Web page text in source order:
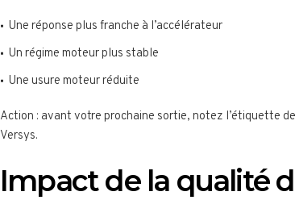
Une réponse plus franche à l’accélérateur
Un régime moteur plus stable
Une usure moteur réduite
Action : avant votre prochaine sortie, notez l’étiquette
Versys.
Impact de la qualité